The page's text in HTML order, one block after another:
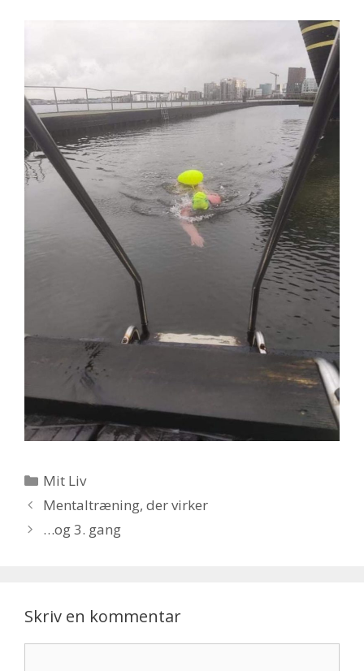
Kategorier
Mit Liv
Mentaltræning, der virker
…og 3. gang
Skriv en kommentar